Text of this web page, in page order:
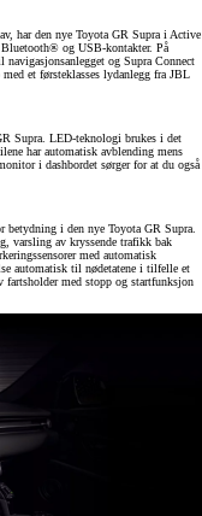
har den nye Toyota GR Supra i Active
og USB-kontakter. På
og Supra Connect
et førsteklasses lydanlegg fra JBL
Supra. LED-teknologi brukes i det
har automatisk avblending mens
i dashbordet sørger for at du også
betydning i den nye Toyota GR Supra.
varsling av kryssende trafikk bak
med automatisk
automatisk til nødetatene i tilfelle et
med stopp og startfunksjon